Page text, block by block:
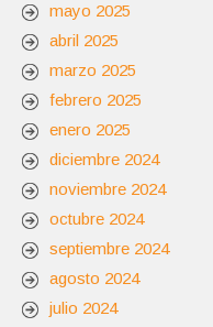
mayo 2025
abril 2025
marzo 2025
febrero 2025
enero 2025
diciembre 2024
noviembre 2024
octubre 2024
septiembre 2024
agosto 2024
julio 2024